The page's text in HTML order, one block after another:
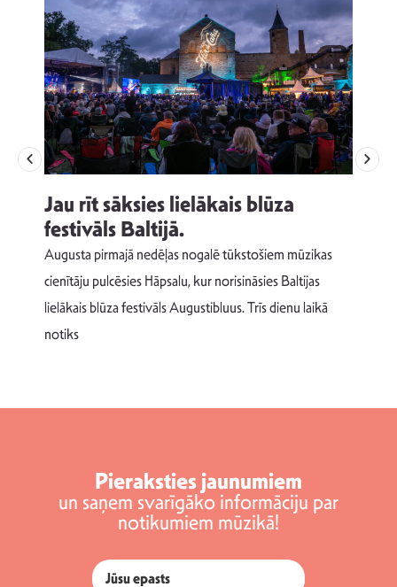
Jau rīt sāksies lielākais blūza
festivāls Baltijā.
Augusta pirmajā nedēļas nogalē tūkstošiem mūzikas
cienītāju pulcēsies Hāpsalu, kur norisināsies Baltijas
lielākais blūza festivāls Augustibluus. Trīs dienu laikā
notiks
Pieraksties jaunumiem
un saņem svarīgāko informāciju par
notikumiem mūzikā!